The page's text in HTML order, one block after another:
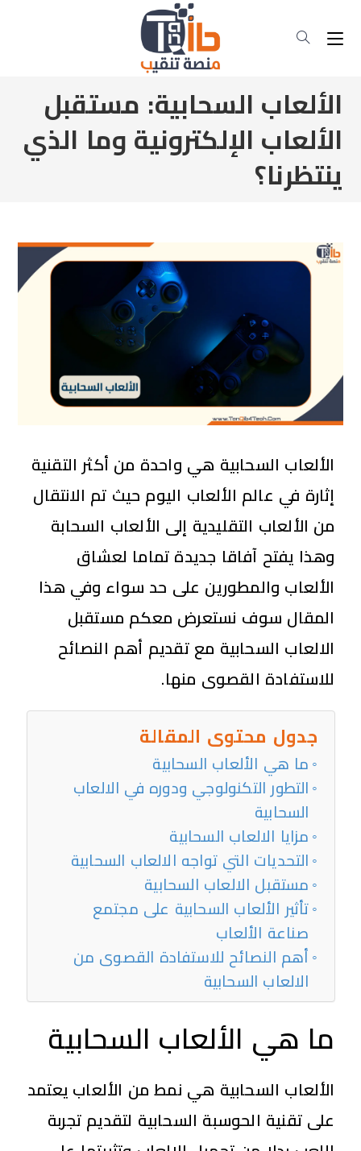
الألعاب السحابية: مستقبل
الألعاب الإلكترونية وما الذي
ينتظرنا؟
الألعاب السحابية هي واحدة من أكثر التقنية
إثارة في عالم الألعاب اليوم حيث تم الانتقال
من الألعاب التقليدية إلى الألعاب السحابة
وهذا يفتح آفاقا جديدة تماما لعشاق
الألعاب والمطورين على حد سواء وفي هذا
المقال سوف نستعرض معكم مستقبل
الالعاب السحابية مع تقديم أهم النصائح
للاستفادة القصوى منها.
جدول محتوى المقالة
ما هي الألعاب السحابية
التطور التكنولوجي ودوره في الالعاب
السحابية
مزايا الالعاب السحابية
التحديات التي تواجه الالعاب السحابية
مستقبل الالعاب السحابية
تأثير الألعاب السحابية على مجتمع
صناعة الألعاب
أهم النصائح للاستفادة القصوى من
الالعاب السحابية
ما هي الألعاب السحابية
الألعاب السحابية هي نمط من الألعاب يعتمد
على تقنية الحوسبة السحابية لتقديم تجربة